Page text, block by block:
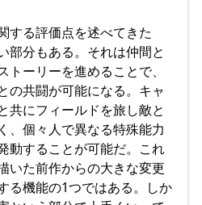
する評価点を述べてきた
部分もある。それは仲間と
ーリーを進めることで、
の共闘が可能になる。キャ
共にフィールドを旅し敵と
、個々人で異なる特殊能力
動することが可能だ。これ
いた前作からの大きな変更
る機能の1つではある。しか